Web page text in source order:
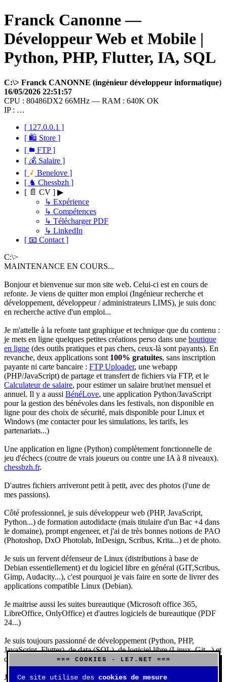
Franck Canonne —
Développeur Web et Mobile |
Python, PHP, Flutter, IA, SQL
C:\> Franck CANONNE (ingénieur développeur informatique)
16/05/2026 22:51:57
CPU : 80486DX2 66MHz — RAM : 640K OK
IP : …
[ 127.0.0.1 ]
[ 🛍 Store ]
[
FTP ]
[ 💰 Salaire ]
[
Benelove ]
[ ♞ Chessbzh ]
[ 📄 CV ] ▶
↳ Expérience
↳ Compétences
↳ Télécharger PDF
↳ LinkedIn
[ 📧 Contact ]
C:\>
MAINTENANCE EN COURS...
Bonjour et bienvenue sur mon site web. Celui-ci est en cours de
refonte. Je viens de quitter mon emploi (Ingénieur recherche et
développement, développeur / administrateurs LIMS), je suis donc
en recherche active d'un emploi...
Je m'attelle à la refonte tant graphique et technique que du contenu :
je mets en ligne quelques petites créations perso dans une boutique
en ligne (des outils pratiques et pas chers, ceux-là sont payants). En
revanche, deux applications sont 100% gratuites, sans inscription
payante ni carte bancaire : FTP Uploader, une webapp
(PHP/JavaScript) de partage et transfert de fichiers via FTP, et le
Calculateur de salaire, pour estimer un salaire brut/net mensuel et
annuel. Il y a aussi BénéLove, une application Python/JavaScript
pour la gestion des bénévoles dans les festivals, non disponible en
ligne pour des choix de sécurité, mais disponible pour Linux et
Windows (me contacter pour les simulations, les tarifs, les
partenariats...)
Une application en ligne (Python) complètement fonctionnelle de
jeu d'échecs (coutre de vrais joueurs ou contre une IA à 8 niveaux).
chessbzh.fr.
D'autres fichiers arriveront petit à petit, avec des photos (l'une de
mes passions).
Côté professionnel, je suis développeur web (PHP, JavaScript,
Python...) de formation autodidacte (mais titulaire d'un Bac +4 dans
le domaine), prompt engeneer, et j'ai de très bonnes notions de PAO
(Photoshop, DxO Photolab, InDesign, Scribus, Krita...) et de photo.
Je suis un fervent défenseur de Linux (distributions à base de
Debian essentiellement) et du logiciel libre en général (GIT,Scribus,
Gimp, Audacity...), c'est pourquoi je vais faire en sorte de livrer des
applications compatible Linux (Debian).
Je maitrise aussi les suites bureautique (Microsoft office 365,
LibreOffice, OnlyOffice) et d'autres logiciels de bureautique (PDF
24...)
Je suis toujours passionné de développement (Python, PHP,
JavaScript, Flutter), de data (SQL), de logiciel libre (Linux, Git...) et
d'IA (principalement Claude et DeepSeek).
J'aime jouer, surtout aux jeux de sociétés (Risk, Uno, Scrabble...),
=== COOKIES - LE7.NET ===
Ce site utilise des cookies de mesure